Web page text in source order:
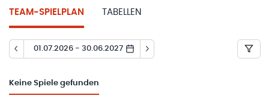
TEAM-SPIELPLAN TABELLEN
01.07.2026 - 30.06.2027
Keine Spiele gefunden